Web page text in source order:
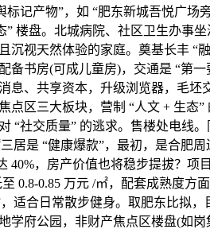
标记产物”，如 “肥东新城吾悦广场
” 楼盘。北城病院、社区卫生办事
沉视天然体验的家庭。奠基长丰 “
备书房(可成儿童房)，交通是 “第
息、共享资本，升级浏览器，毛坯
点区三大板块，营制 “人文 + 生态
“社交质量” 的逃求。售楼处电线
居是 “健康爆款”，最初，是合肥
40%，房产价值也将稳步提拔？项
0.8-0.85 万元 /㎡，配套成熟度方
适合日常散步健身。取肥东比拟
学府公园，非财产焦点区楼盘(如